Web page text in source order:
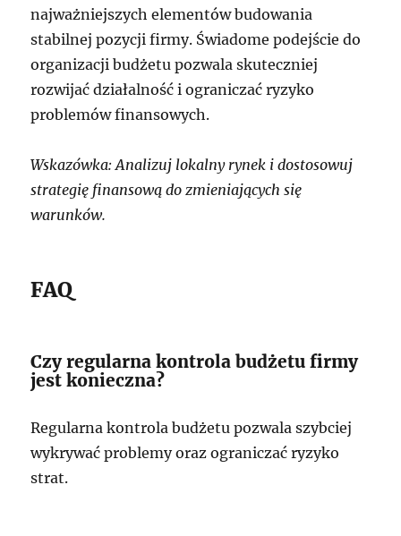
najważniejszych elementów budowania
stabilnej pozycji firmy. Świadome podejście do
organizacji budżetu pozwala skuteczniej
rozwijać działalność i ograniczać ryzyko
problemów finansowych.
Wskazówka: Analizuj lokalny rynek i dostosowuj
strategię finansową do zmieniających się
warunków.
FAQ
Czy regularna kontrola budżetu firmy
jest konieczna?
Regularna kontrola budżetu pozwala szybciej
wykrywać problemy oraz ograniczać ryzyko
strat.